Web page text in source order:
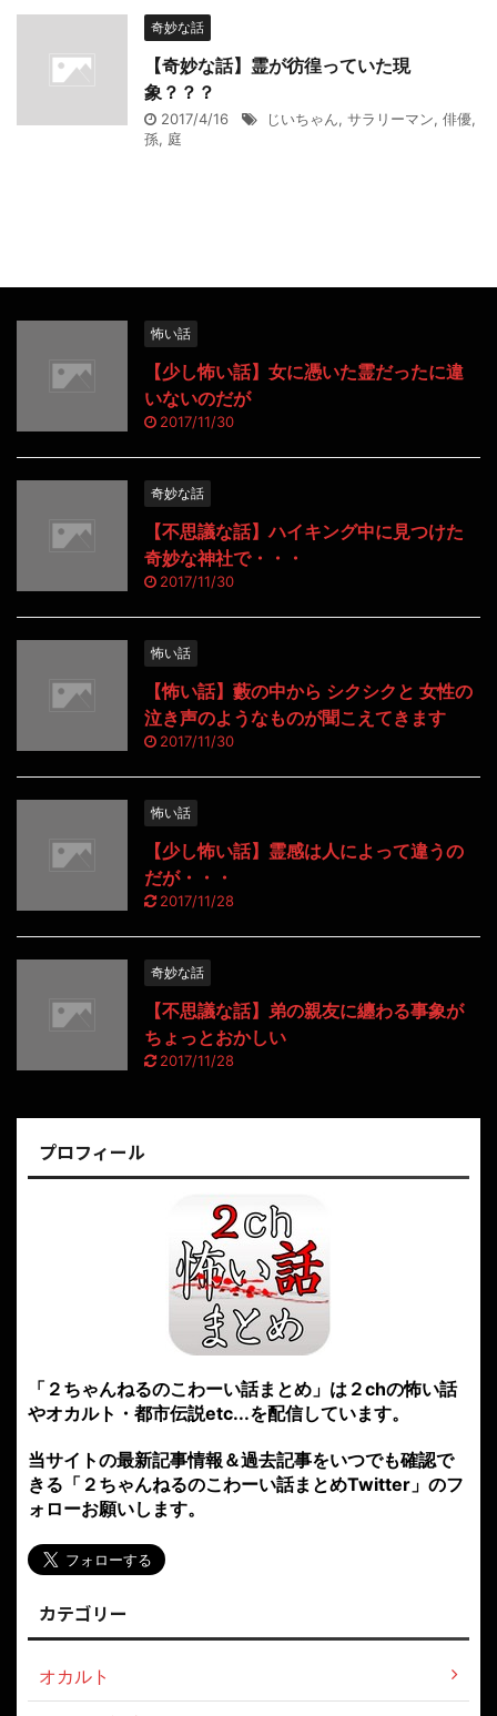
奇妙な話
【奇妙な話】霊が彷徨っていた現
象？？？
2017/4/16 じいちゃん, サラリーマン, 俳優,
孫, 庭
怖い話
【少し怖い話】女に憑いた霊だったに違
いないのだが
2017/11/30
奇妙な話
【不思議な話】ハイキング中に見つけた
奇妙な神社で・・・
2017/11/30
怖い話
【怖い話】藪の中から シクシクと 女性の
泣き声のようなものが聞こえてきます
2017/11/30
怖い話
【少し怖い話】霊感は人によって違うの
だが・・・
2017/11/28
奇妙な話
【不思議な話】弟の親友に纏わる事象が
ちょっとおかしい
2017/11/28
プロフィール
「２ちゃんねるのこわーい話まとめ」は２chの怖い話
やオカルト・都市伝説etc...を配信しています。
当サイトの最新記事情報＆過去記事をいつでも確認で
きる「２ちゃんねるのこわーい話まとめTwitter」のフ
ォローお願いします。
カテゴリー
オカルト